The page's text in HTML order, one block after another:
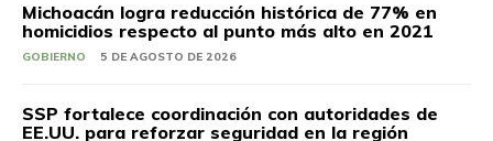
Michoacán logra reducción histórica de 77% en
homicidios respecto al punto más alto en 2021
GOBIERNO 5 DE AGOSTO DE 2026
SSP fortalece coordinación con autoridades de
EE.UU. para reforzar seguridad en la región